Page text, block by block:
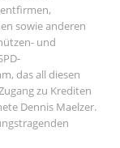
sowie anderen
und
das all diesen
zu Krediten
Dennis Maelzer.